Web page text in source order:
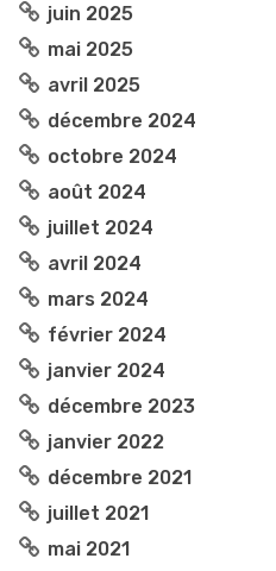
juin 2025
mai 2025
avril 2025
décembre 2024
octobre 2024
août 2024
juillet 2024
avril 2024
mars 2024
février 2024
janvier 2024
décembre 2023
janvier 2022
décembre 2021
juillet 2021
mai 2021